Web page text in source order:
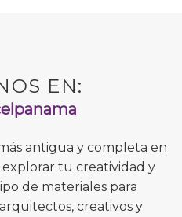
EN:
antigua y completa en
tu creatividad y
de materiales para
creativos y